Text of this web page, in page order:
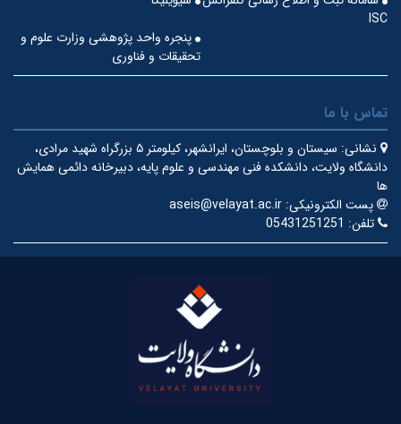
ISC
پنجره واحد پژوهشی وزارت علوم و
تحقیقات و فناوری
تماس با ما
نشانی:
سیستان و بلوچستان، ایرانشهر، کیلومتر ۵ بزرگراه شهید مرادی،
دانشگاه ولایت، دانشکده فنی مهندسی و علوم پایه، دبیرخانه دائمی همایش
ها
پست الکترونیکی: aseis@velayat.ac.ir
تلفن: 05431251251